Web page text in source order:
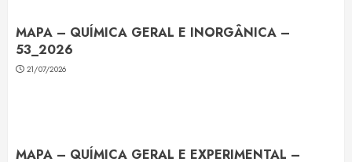
MAPA – QUÍMICA GERAL E INORGÂNICA –
53_2026
21/07/2026
MAPA – QUÍMICA GERAL E EXPERIMENTAL –